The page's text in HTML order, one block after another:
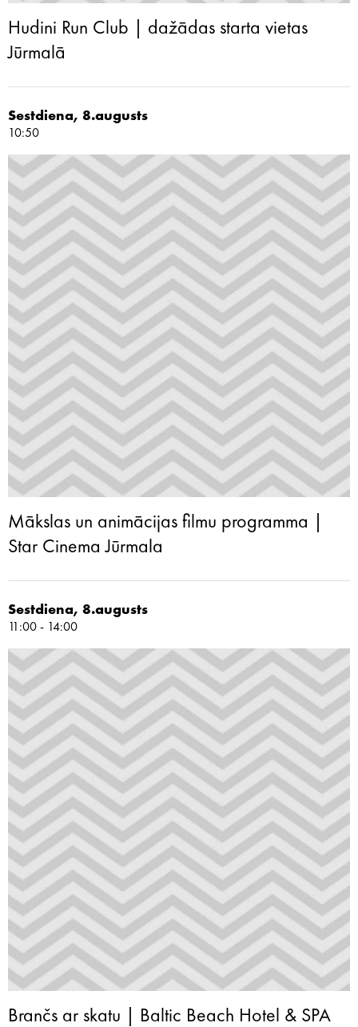
Hudini Run Club | dažādas starta vietas
Jūrmalā
Sestdiena, 8.augusts
10:50
Mākslas un animācijas filmu programma |
Star Cinema Jūrmala
Sestdiena, 8.augusts
11:00 - 14:00
Brančs ar skatu | Baltic Beach Hotel & SPA